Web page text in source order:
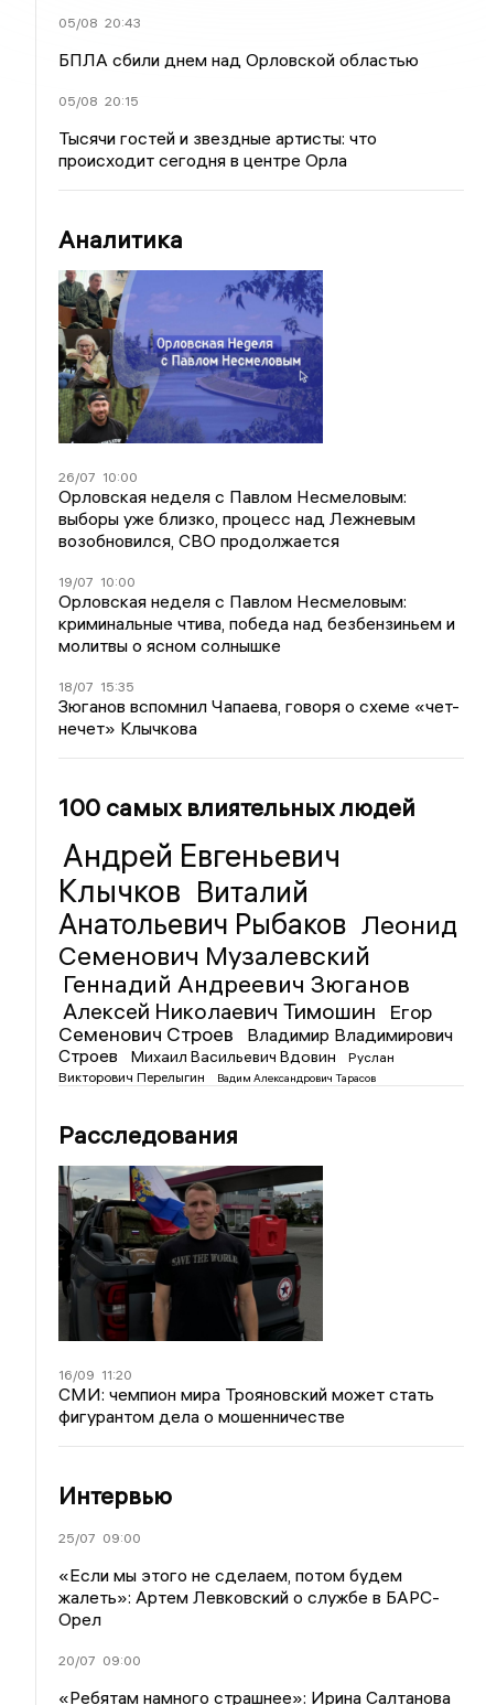
05/08 20:43
БПЛА сбили днем над Орловской областью
05/08 20:15
Тысячи гостей и звездные артисты: что
происходит сегодня в центре Орла
Аналитика
26/07 10:00
Орловская неделя с Павлом Несмеловым:
выборы уже близко, процесс над Лежневым
возобновился, СВО продолжается
19/07 10:00
Орловская неделя с Павлом Несмеловым:
криминальные чтива, победа над безбензиньем и
молитвы о ясном солнышке
18/07 15:35
Зюганов вспомнил Чапаева, говоря о схеме «чет-
нечет» Клычкова
100 самых влиятельных людей
Андрей Евгеньевич
Клычков Виталий
Анатольевич Рыбаков Леонид
Семенович Музалевский
Геннадий Андреевич Зюганов
Алексей Николаевич Тимошин
Егор
Семенович Строев
Владимир Владимирович
Строев
Михаил Васильевич Вдовин
Руслан
Викторович Перелыгин
Вадим Александрович Тарасов
Расследования
16/09 11:20
СМИ: чемпион мира Трояновский может стать
фигурантом дела о мошенничестве
Интервью
25/07 09:00
«Если мы этого не сделаем, потом будем
жалеть»: Артем Левковский о службе в БАРС-
Орел
20/07 09:00
«Ребятам намного страшнее»: Ирина Салтанова